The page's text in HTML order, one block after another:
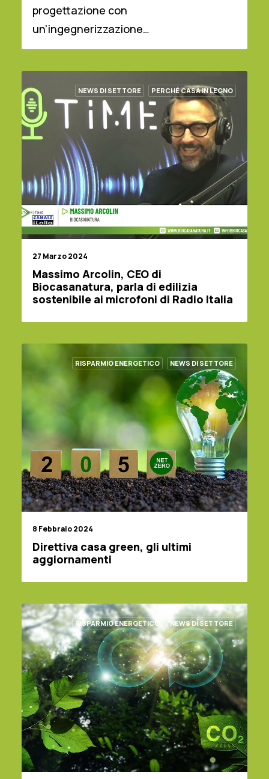
progettazione con
un’ingegnerizzazione…
NEWS DI SETTORE PERCHÉ CASA IN LEGNO
27 Marzo 2024
Massimo Arcolin, CEO di
Biocasanatura, parla di edilizia
sostenibile ai microfoni di Radio Italia
RISPARMIO ENERGETICO NEWS DI SETTORE
8 Febbraio 2024
Direttiva casa green, gli ultimi
aggiornamenti
RISPARMIO ENERGETICO NEWS DI SETTORE